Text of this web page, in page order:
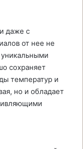
даже с
от нее не
уникальными
сохраняет
температур и
но и обладает